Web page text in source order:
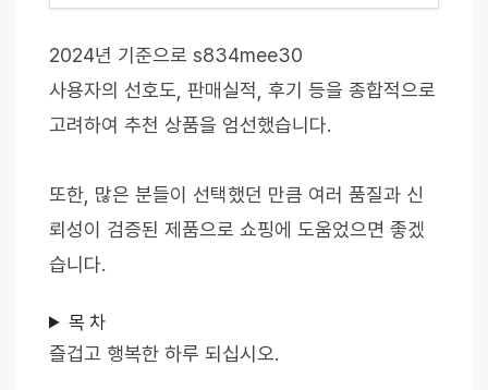
2024년 기준으로 s834mee30
사용자의 선호도, 판매실적, 후기 등을 종합적으로
고려하여 추천 상품을 엄선했습니다.
또한, 많은 분들이 선택했던 만큼 여러 품질과 신
뢰성이 검증된 제품으로 쇼핑에 도움었으면 좋겠
습니다.
목 차
즐겁고 행복한 하루 되십시오.